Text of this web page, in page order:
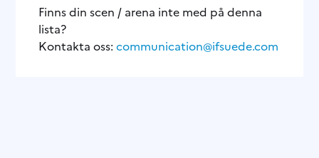
Finns din scen / arena inte med på denna
lista?
Kontakta oss:communication@ifsuede.com